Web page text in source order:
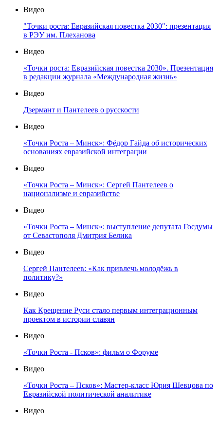
Видео
"Точки роста: Евразийская повестка 2030": презентация
в РЭУ им. Плеханова
Видео
«Точки роста: Евразийская повестка 2030». Презентация
в редакции журнала «Международная жизнь»
Видео
Дзермант и Пантелеев о русскости
Видео
«Точки Роста – Минск»: Фёдор Гайда об исторических
основаниях евразийской интеграции
Видео
«Точки Роста – Минск»: Сергей Пантелеев о
национализме и евразийстве
Видео
«Точки Роста – Минск»: выступление депутата Госдумы
от Севастополя Дмитрия Белика
Видео
Сергей Пантелеев: «Как привлечь молодёжь в
политику?»
Видео
Как Крещение Руси стало первым интеграционным
проектом в истории славян
Видео
«Точки Роста - Псков»: фильм о Форуме
Видео
«Точки Роста – Псков»: Мастер-класс Юрия Шевцова по
Евразийской политической аналитике
Видео